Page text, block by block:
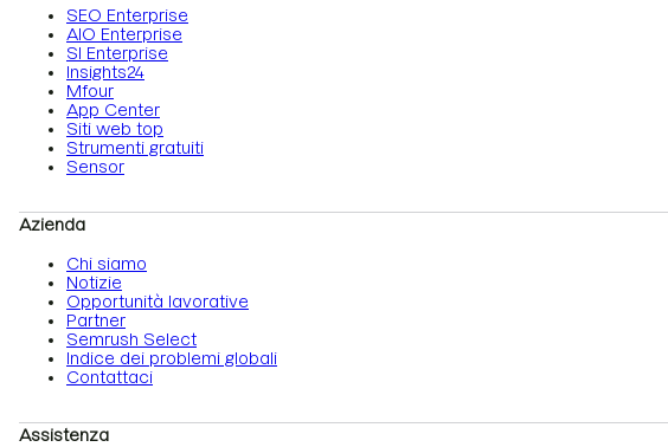
SEO Enterprise
AIO Enterprise
SI Enterprise
Insights24
Mfour
App Center
Siti web top
Strumenti gratuiti
Sensor
Azienda
Chi siamo
Notizie
Opportunità lavorative
Partner
Semrush Select
Indice dei problemi globali
Contattaci
Assistenza